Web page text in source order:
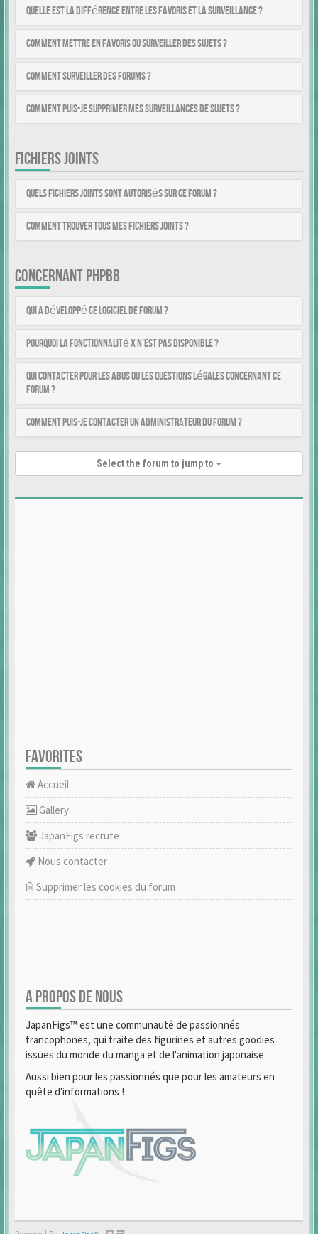
Quelle est la différence entre les favoris et la surveillance ?
Comment mettre en favoris ou surveiller des sujets ?
Comment surveiller des forums ?
Comment puis-je supprimer mes surveillances de sujets ?
FICHIERS JOINTS
Quels fichiers joints sont autorisés sur ce forum ?
Comment trouver tous mes fichiers joints ?
CONCERNANT PHPBB
Qui a développé ce logiciel de forum ?
Pourquoi la fonctionnalité X n’est pas disponible ?
Qui contacter pour les abus ou les questions légales concernant ce
forum ?
Comment puis-je contacter un administrateur du forum ?
Select the forum to jump to
FAVORITES
Accueil
Gallery
JapanFigs recrute
Nous contacter
Supprimer les cookies du forum
A PROPOS DE NOUS
JapanFigs™ est une communauté de passionnés
francophones, qui traite des figurines et autres goodies
issues du monde du manga et de l'animation japonaise.
Aussi bien pour les passionnés que pour les amateurs en
quête d'informations !